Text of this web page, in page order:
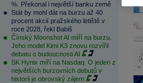
%. Překonal i největší banku země
Stát by mohl dát na burzu až 40
procent akcií pražského letiště v
roce 2028, řekl Babiš
Čínský Moonshot AI míří na burzu.
Jeho model Kimi K3 znovu rozvířil
debatu o budoucnosti AI
SK Hynix míří na Nasdaq. O jeden z
největších burzovních debutů v
historii je obrovský zájem